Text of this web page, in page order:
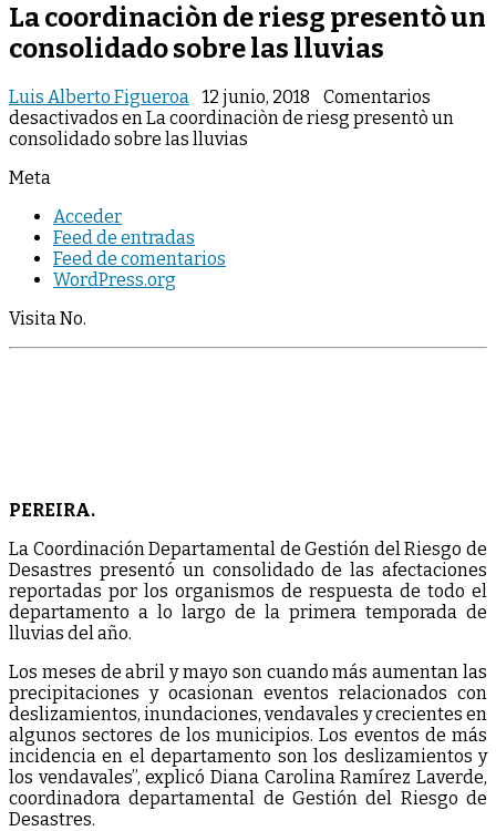
La coordinaciòn de riesg presentò un
consolidado sobre las lluvias
Luis Alberto Figueroa 12 junio, 2018
Comentarios
desactivados en La coordinaciòn de riesg presentò un
consolidado sobre las lluvias
Meta
Acceder
Feed de entradas
Feed de comentarios
WordPress.org
Visita No.
PEREIRA.
La Coordinación Departamental de Gestión del Riesgo de
Desastres presentó un consolidado de las afectaciones
reportadas por los organismos de respuesta de todo el
departamento a lo largo de la primera temporada de
lluvias del año.
Los meses de abril y mayo son cuando más aumentan las
precipitaciones y ocasionan eventos relacionados con
deslizamientos, inundaciones, vendavales y crecientes en
algunos sectores de los municipios. Los eventos de más
incidencia en el departamento son los deslizamientos y
los vendavales”, explicó Diana Carolina Ramírez Laverde,
coordinadora departamental de Gestión del Riesgo de
Desastres.